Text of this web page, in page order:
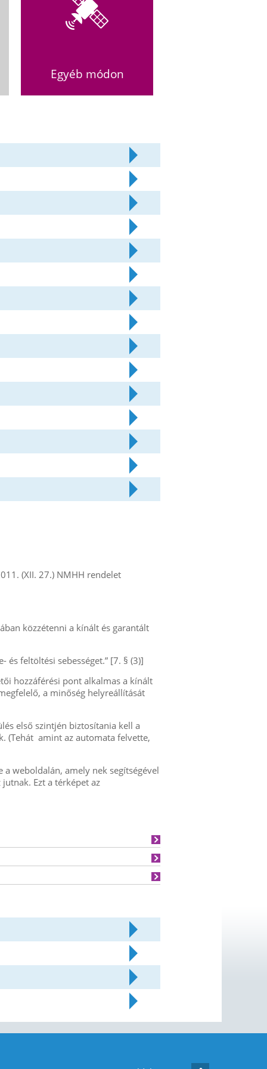
Egyéb módon
(XII. 27.) NMHH rendelet
közzétenni a kínált és garantált
feltöltési sebességet.” [7. § (3)]
hozzáférési pont alkalmas a kínált
a minőség helyreállítását
első szintjén biztosítania kell a
(Tehát amint az automata felvette,
weboldalán, amely nek segítségével
Ezt a térképet az